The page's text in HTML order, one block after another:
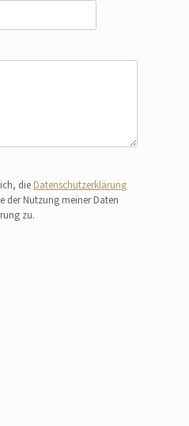
die Datenschutzerklärung
der Nutzung meiner Daten
zu.